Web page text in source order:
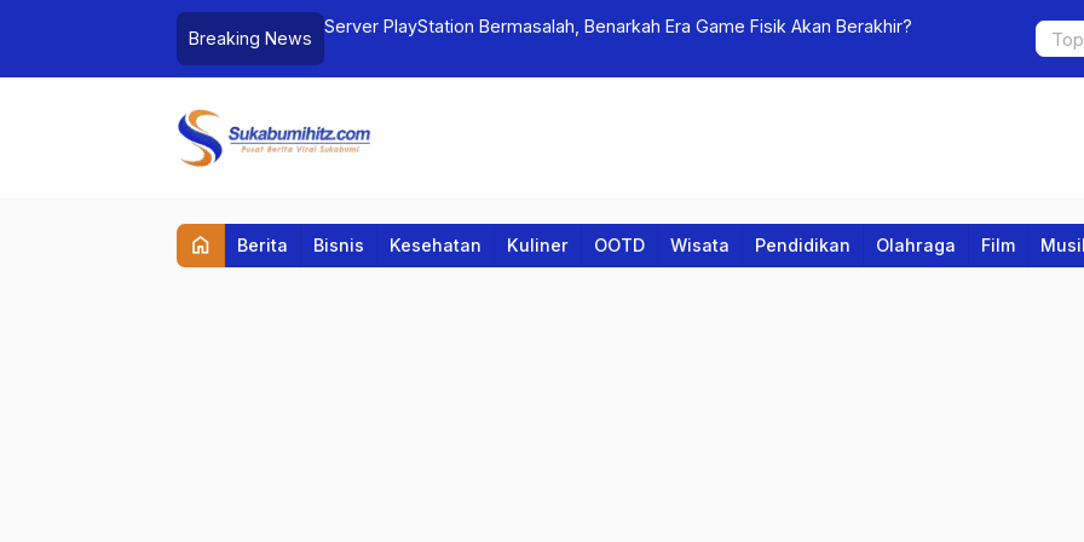
Breaking News
Server PlayStation Bermasalah, Benarkah Era Game Fisik Akan Berakhir?
Pemkab
Berobat
home Berita Bisnis Kesehatan Kuliner OOTD Wisata Pendidikan Olahraga Film